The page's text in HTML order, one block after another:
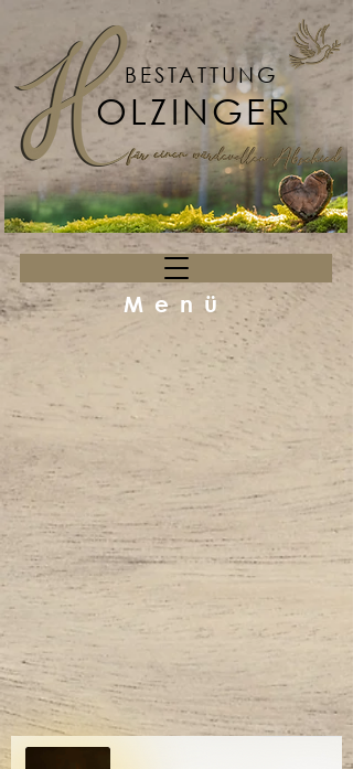
Menü
BESTATTUNG
OLZINGER